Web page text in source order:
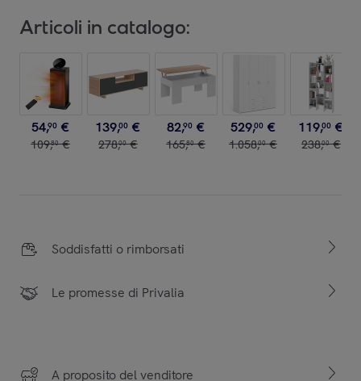
Articoli in catalogo:
54,90 €
109,80 €
139,00 €
278,00 €
82,90 €
165,80 €
529,00 €
1.058,00 €
119,00 €
238,00 €
Soddisfatti o rimborsati
Le promesse di Privalia
A proposito del venditore